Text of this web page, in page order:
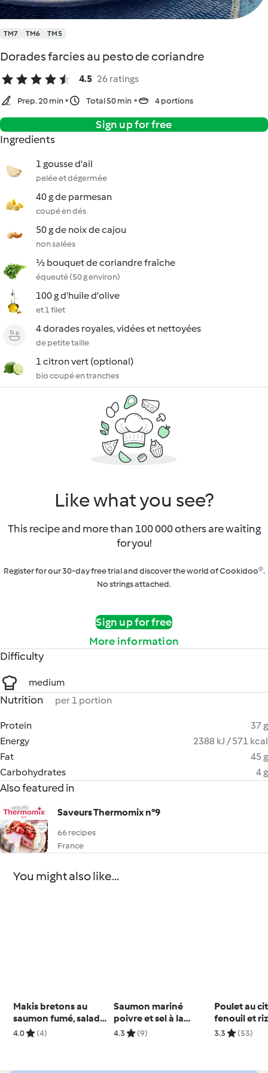
TM7 TM6 TM5
Dorades farcies au pesto de coriandre
4.5 26 ratings
Prep. 20 min Total 50 min 4 portions
Sign up for free
Ingredients
1 gousse d'ail
pelée et dégermée
40 g de parmesan
coupé en dés
50 g de noix de cajou
non salées
½ bouquet de coriandre fraîche
équeuté (50 g environ)
100 g d'huile d'olive
et 1 filet
4 dorades royales, vidées et nettoyées
de petite taille
1 citron vert (optional)
bio coupé en tranches
Like what you see?
This recipe and more than 100 000 others are waiting
for you!
Register for our 30-day free trial and discover the world of Cookidoo®.
No strings attached.
Sign up for free
More information
Difficulty
medium
Nutrition per 1 portion
Protein
37 g
Energy
2388 kJ / 571 kcal
Fat
45 g
Carbohydrates
4 g
Also featured in
Saveurs Thermomix n°9
66 recipes
France
You might also like...
Makis bretons au
saumon fumé, salade
d'agrumes
4.0 (4)
Saumon mariné
poivre et sel à la
betterave
4.3 (9)
Poulet au
fenouil et
3.3 (53)